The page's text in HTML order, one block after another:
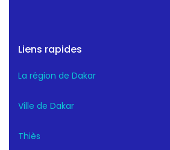
Liens rapides
La région de Dakar
Ville de Dakar
Thiès